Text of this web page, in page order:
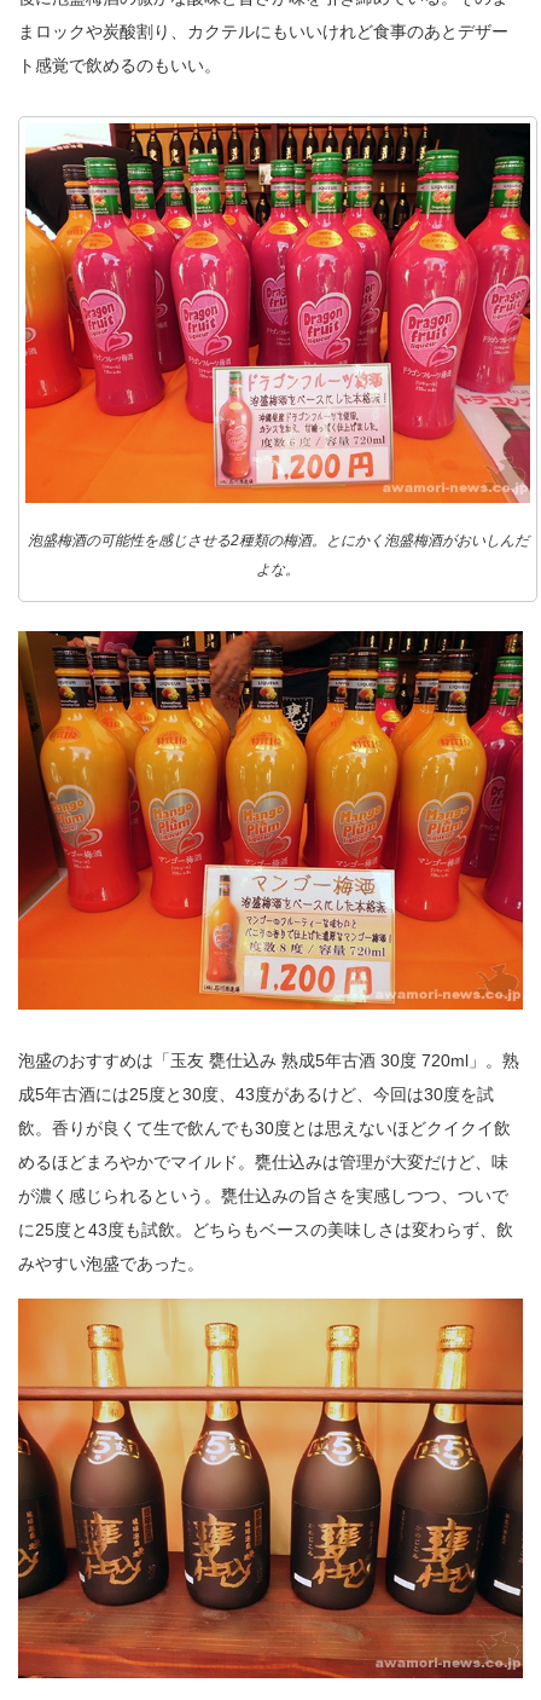
まロックや炭酸割り、カクテルにもいいけれど食事のあとデザー
ト感覚で飲めるのもいい。
泡盛梅酒の可能性を感じさせる2種類の梅酒。とにかく泡盛梅酒がおいしんだ
よな。
泡盛のおすすめは「玉友 甕仕込み 熟成5年古酒 30度 720ml」。熟
成5年古酒には25度と30度、43度があるけど、今回は30度を試
飲。香りが良くて生で飲んでも30度とは思えないほどクイクイ飲
めるほどまろやかでマイルド。甕仕込みは管理が大変だけど、味
が濃く感じられるという。甕仕込みの旨さを実感しつつ、ついで
に25度と43度も試飲。どちらもベースの美味しさは変わらず、飲
みやすい泡盛であった。